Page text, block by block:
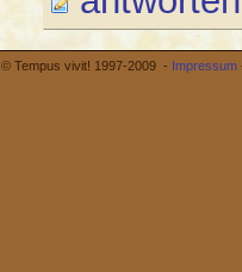
© Tempus vivit! 1997-2009 - Impressum